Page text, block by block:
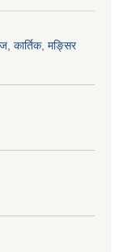
कार्तिक, मङ्सिर